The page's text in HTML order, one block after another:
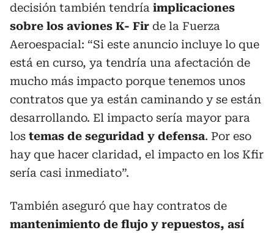
decisión también tendría implicaciones
sobre los aviones K- Fir de la Fuerza
Aeroespacial: “Si este anuncio incluye lo que
está en curso, ya tendría una afectación de
mucho más impacto porque tenemos unos
contratos que ya están caminando y se están
desarrollando. El impacto sería mayor para
los temas de seguridad y defensa. Por eso
hay que hacer claridad, el impacto en los Kfir
sería casi inmediato”.
También aseguró que hay contratos de
mantenimiento de flujo y repuestos, así